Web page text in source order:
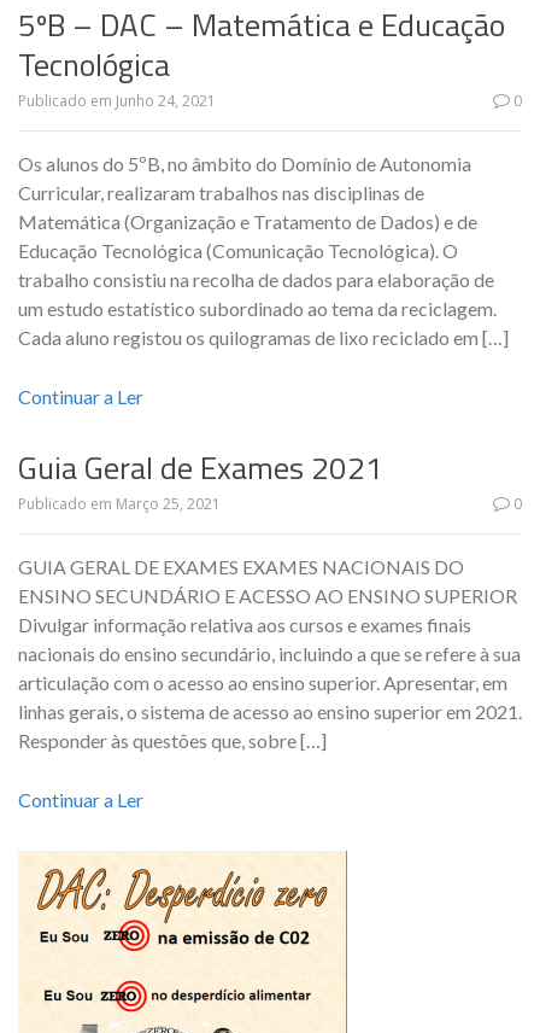
5ºB – DAC – Matemática e Educação
Tecnológica
Publicado em Junho 24, 2021 0
Os alunos do 5ºB, no âmbito do Domínio de Autonomia
Curricular, realizaram trabalhos nas disciplinas de
Matemática (Organização e Tratamento de Dados) e de
Educação Tecnológica (Comunicação Tecnológica). O
trabalho consistiu na recolha de dados para elaboração de
um estudo estatístico subordinado ao tema da reciclagem.
Cada aluno registou os quilogramas de lixo reciclado em […]
Continuar a Ler
Guia Geral de Exames 2021
Publicado em Março 25, 2021 0
GUIA GERAL DE EXAMES EXAMES NACIONAIS DO
ENSINO SECUNDÁRIO E ACESSO AO ENSINO SUPERIOR
Divulgar informação relativa aos cursos e exames finais
nacionais do ensino secundário, incluindo a que se refere à sua
articulação com o acesso ao ensino superior. Apresentar, em
linhas gerais, o sistema de acesso ao ensino superior em 2021.
Responder às questões que, sobre […]
Continuar a Ler